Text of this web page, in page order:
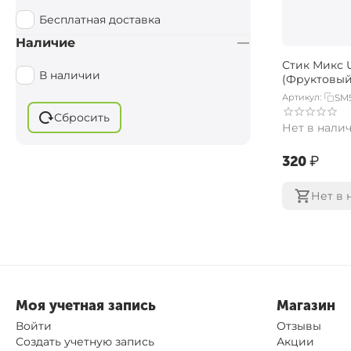
Стик Микс
Артикул:
Нет в
‍320‍₽
Нет в
Манго
Мандарин
Мед
Рыбный / Фруктовый
Скопекс
Бесплатная доставка
Наличие
В наличии
Сбросить
Моя учетная запись
Войти
Создать учетную запись
Магазин
Отзывы
Акции